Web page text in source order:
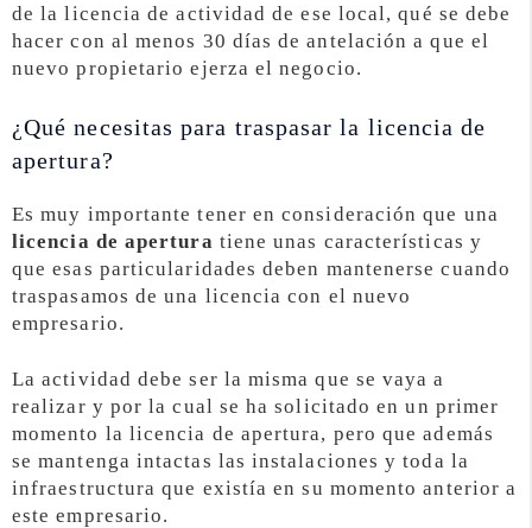
de la licencia de actividad de ese local, qué se debe
hacer con al menos 30 días de antelación a que el
nuevo propietario ejerza el negocio.
¿Qué necesitas para traspasar la licencia de
apertura?
Es muy importante tener en consideración que una
licencia de apertura tiene unas características y
que esas particularidades deben mantenerse cuando
traspasamos de una licencia con el nuevo
empresario.
La actividad debe ser la misma que se vaya a
realizar y por la cual se ha solicitado en un primer
momento la licencia de apertura, pero que además
se mantenga intactas las instalaciones y toda la
infraestructura que existía en su momento anterior a
este empresario.